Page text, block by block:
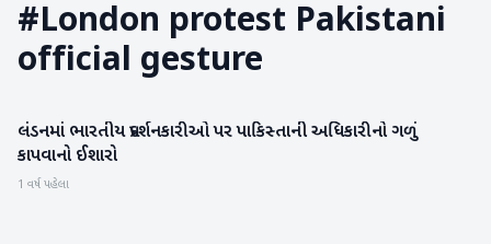
#London protest Pakistani
official gesture
રાષ્ટ્રીય
લંડનમાં ભારતીય પ્રદર્શનકારીઓ પર પાકિસ્તાની અધિકારીનો ગળું
કાપવાનો ઈશારો
1 વર્ષ પહેલા